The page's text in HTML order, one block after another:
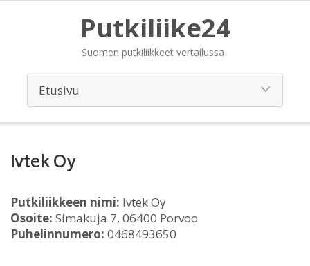
Putkiliike24
Suomen putkiliikkeet vertailussa
Ivtek Oy
Putkiliikkeen nimi: Ivtek Oy
Osoite: Simakuja 7, 06400 Porvoo
Puhelinnumero: 0468493650